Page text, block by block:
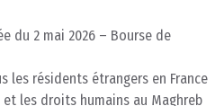
du 2 mai 2026 – Bourse de
les résidents étrangers en France
les droits humains au Maghreb